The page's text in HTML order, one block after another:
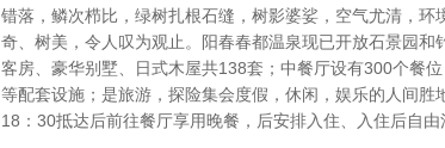
错落，鳞次栉比，绿树扎根石缝，树影婆娑，空气尤清，
奇、树美，令人叹为观止。阳春春都温泉现已开放石景园
客房、豪华别墅、日式木屋共138套；中餐厅设有300个餐
等配套设施；是旅游，探险集会度假，休闲，娱乐的人间胜
18：30抵达后前往餐厅享用晚餐，后安排入住、入住后自由